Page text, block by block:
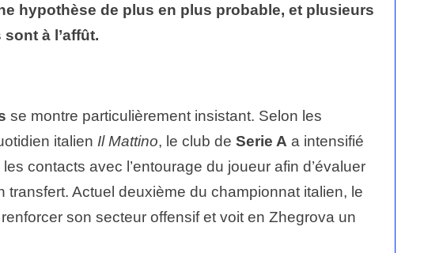
hypothèse de plus en plus probable, et plusieurs
à l’affût.
se montre particulièrement insistant. Selon les
italien Il Mattino, le club de Serie A a intensifié
contacts avec l’entourage du joueur afin d’évaluer
transfert. Actuel deuxième du championnat italien, le
son secteur offensif et voit en Zhegrova un